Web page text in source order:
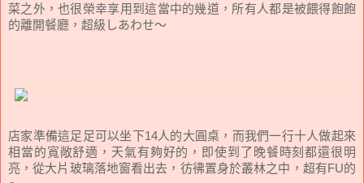
菜之外，也很榮幸享用到這當中的幾道，所有人都是被餵得飽飽
的離開餐廳，超級しあわせ～
店家準備這足足可以坐下14人的大圓桌，而我們一行十人做起來
相當的寬敞舒適，天氣有夠好的，即使到了晚餐時刻都還很明
亮，從大片玻璃落地窗看出去，彷彿置身於叢林之中，超有FU的